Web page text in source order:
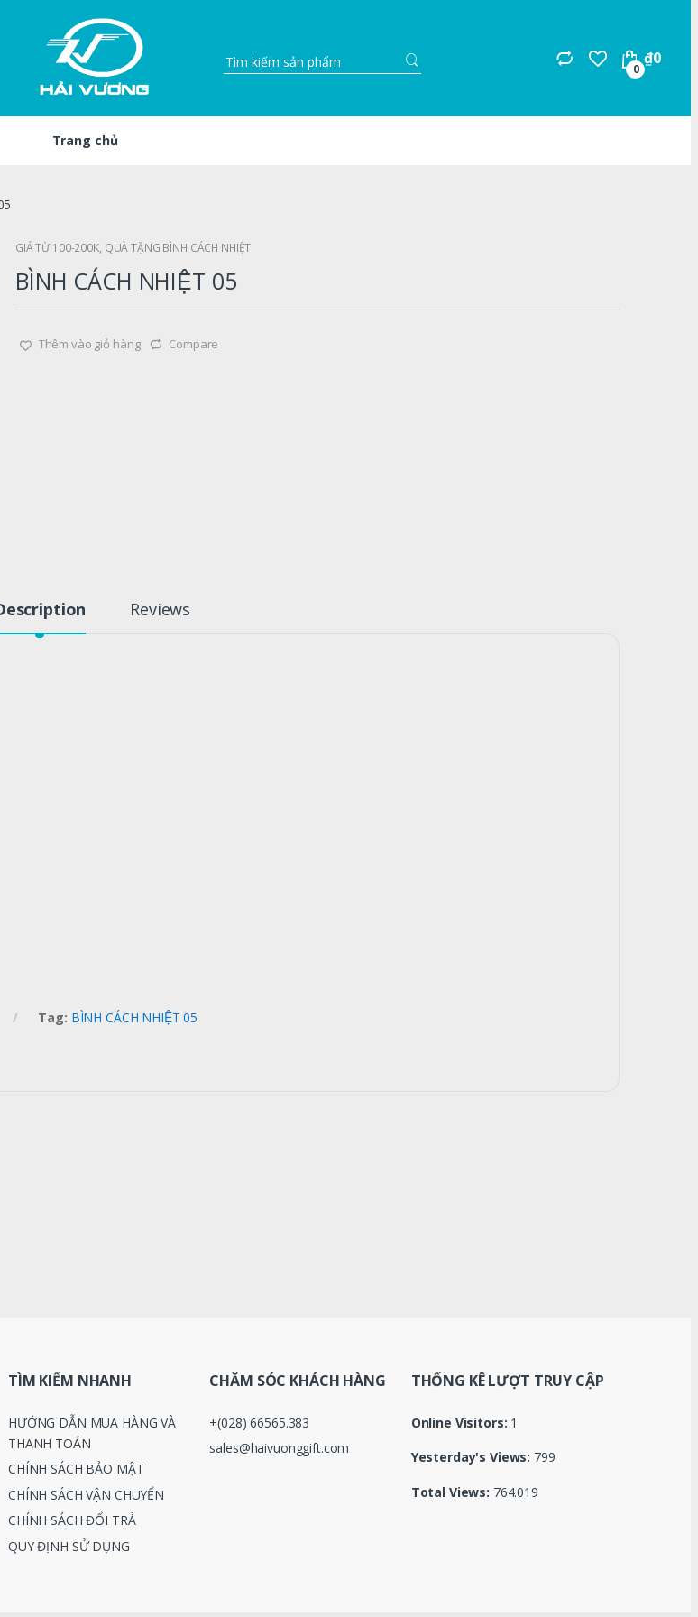
for:
0
₫0
Trang chủ
GIÁ TỪ 100-200K, QUÀ TẶNG BÌNH CÁCH NHIỆT
BÌNH CÁCH NHIỆT 05
Thêm vào giỏ hàng Compare
Reviews
Tag: BÌNH CÁCH NHIỆT 05
TÌM KIẾM NHANH
HƯỚNG DẪN MUA HÀNG VÀ
THANH TOÁN
CHÍNH SÁCH BẢO MẬT
CHÍNH SÁCH VẬN CHUYỂN
CHÍNH SÁCH ĐỔI TRẢ
QUY ĐỊNH SỬ DỤNG
CHĂM SÓC KHÁCH HÀNG
+(028) 66565.383
sales@haivuonggift.com
THỐNG KÊ LƯỢT TRUY CẬP
Online Visitors: 1
Yesterday's Views: 799
Total Views: 764.019